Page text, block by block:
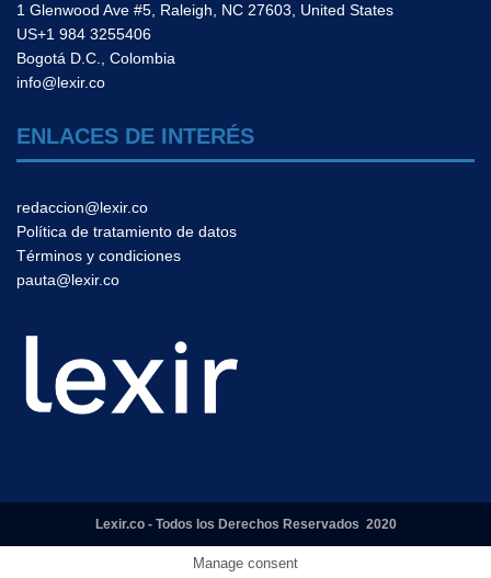
1 Glenwood Ave #5, Raleigh, NC 27603, United States
US+1 984 3255406
Bogotá D.C., Colombia
info@lexir.co
ENLACES DE INTERÉS
redaccion@lexir.co
Política de tratamiento de datos
Términos y condiciones
pauta@lexir.co
Lexir.co - Todos los Derechos Reservados 2020
Manage consent